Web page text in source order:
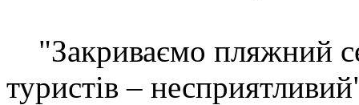
"Закриваємо пляжний
туристів –